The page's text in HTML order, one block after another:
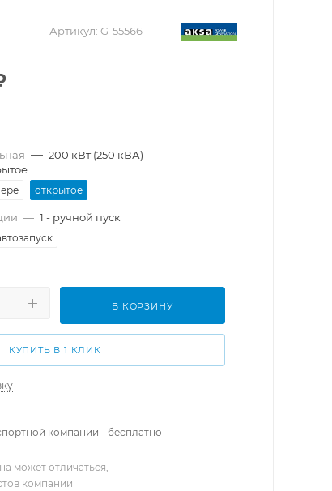
Артикул: G-55566
— 200 кВт (250 кВА)
открытое
— 1 - ручной пуск
В КОРЗИНУ
КУПИТЬ В 1 КЛИК
компании - бесплатно
может отличаться,
компании